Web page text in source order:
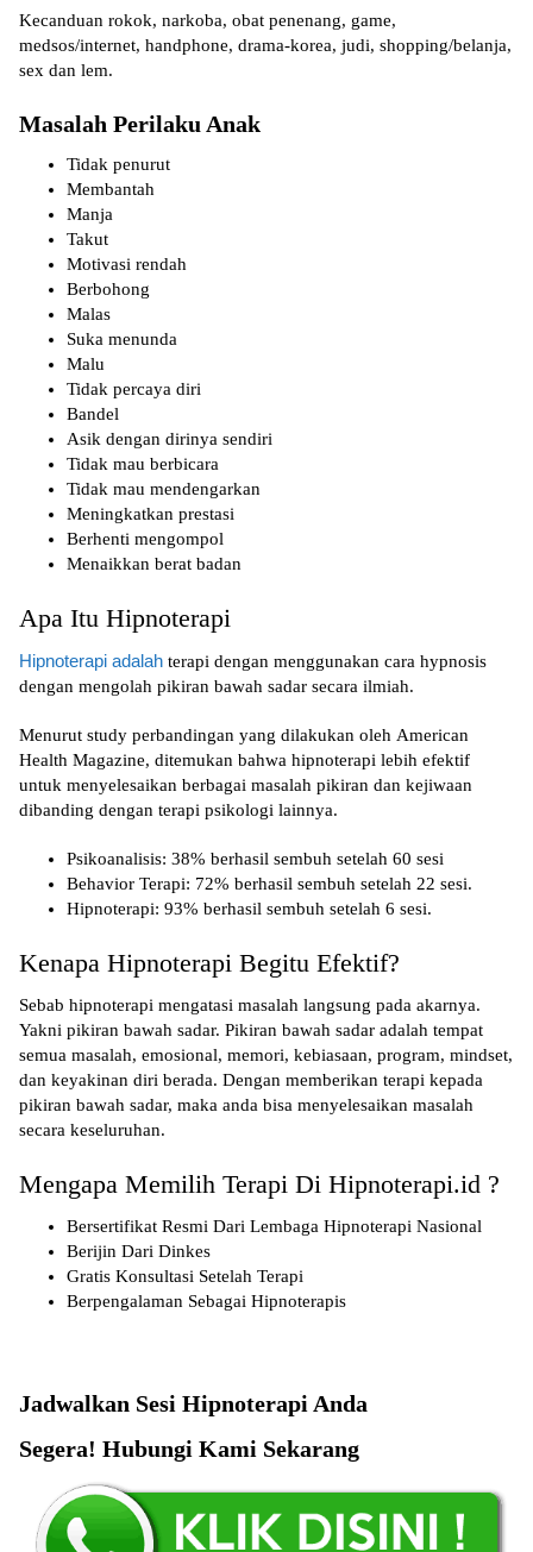
Kecanduan rokok, narkoba, obat penenang, game,
medsos/internet, handphone, drama-korea, judi, shopping/belanja,
sex dan lem.
Masalah Perilaku Anak
Tidak penurut
Membantah
Manja
Takut
Motivasi rendah
Berbohong
Malas
Suka menunda
Malu
Tidak percaya diri
Bandel
Asik dengan dirinya sendiri
Tidak mau berbicara
Tidak mau mendengarkan
Meningkatkan prestasi
Berhenti mengompol
Menaikkan berat badan
Apa Itu Hipnoterapi
Hipnoterapi adalah terapi dengan menggunakan cara hypnosis
dengan mengolah pikiran bawah sadar secara ilmiah.
Menurut study perbandingan yang dilakukan oleh American
Health Magazine, ditemukan bahwa hipnoterapi lebih efektif
untuk menyelesaikan berbagai masalah pikiran dan kejiwaan
dibanding dengan terapi psikologi lainnya.
Psikoanalisis: 38% berhasil sembuh setelah 60 sesi
Behavior Terapi: 72% berhasil sembuh setelah 22 sesi.
Hipnoterapi: 93% berhasil sembuh setelah 6 sesi.
Kenapa Hipnoterapi Begitu Efektif?
Sebab hipnoterapi mengatasi masalah langsung pada akarnya.
Yakni pikiran bawah sadar. Pikiran bawah sadar adalah tempat
semua masalah, emosional, memori, kebiasaan, program, mindset,
dan keyakinan diri berada. Dengan memberikan terapi kepada
pikiran bawah sadar, maka anda bisa menyelesaikan masalah
secara keseluruhan.
Mengapa Memilih Terapi Di Hipnoterapi.id ?
Bersertifikat Resmi Dari Lembaga Hipnoterapi Nasional
Berijin Dari Dinkes
Gratis Konsultasi Setelah Terapi
Berpengalaman Sebagai Hipnoterapis
Jadwalkan Sesi Hipnoterapi Anda
Segera! Hubungi Kami Sekarang